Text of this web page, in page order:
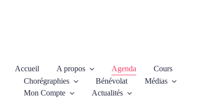
Accueil A propos Agenda
Cours
Chorégraphies
Bénévolat
Médias
Mon Compte
Actualités